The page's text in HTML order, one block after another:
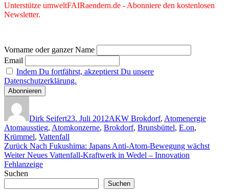
Unterstütze umweltFAIRaendern.de - Abonniere den kostenlosen
Newsletter.
Vorname oder ganzer Name
Email
Indem Du fortfährst, akzeptierst Du unsere
Datenschutzerklärung.
Dirk Seifert23. Juli 2012AKW Brokdorf, Atomenergie
Atomausstieg, Atomkonzerne, Brokdorf, Brunsbüttel, E.on,
Krümmel, Vattenfall
Beitragsnavigation
Zurück Vorheriger
Beitrag:
Nach Fukushima: Japans Anti-Atom-Bewegung wächst
Weiter Nächster
Beitrag:
Neues Vattenfall-Kraftwerk in Wedel – Innovation
Fehlanzeige
Suchen
Suchen